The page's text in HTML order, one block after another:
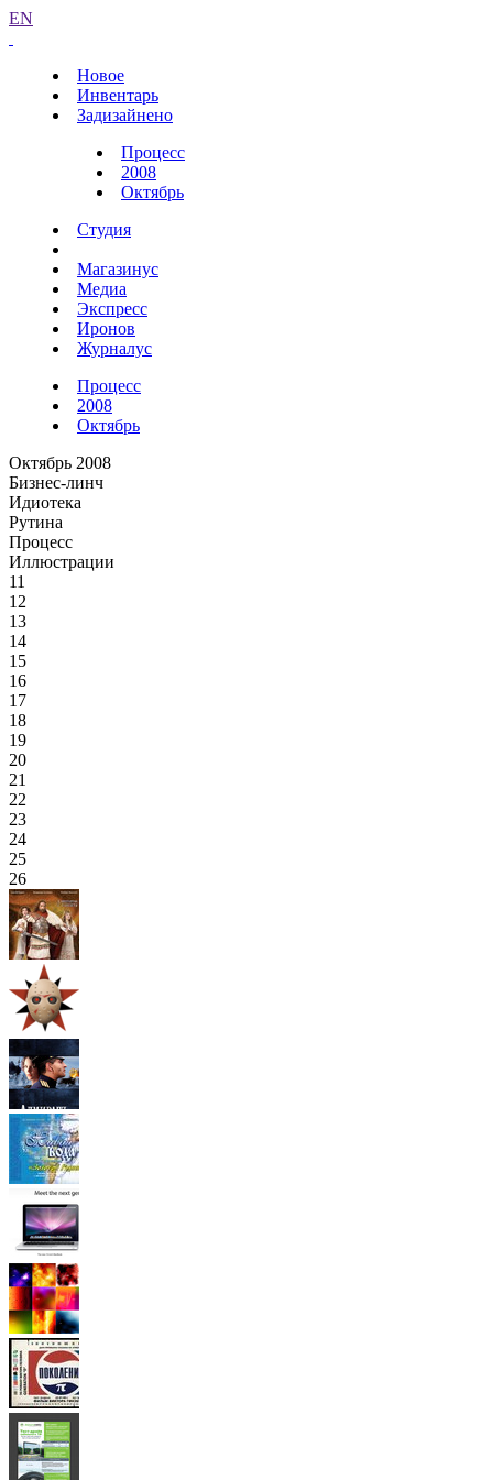
EN
Новое
Инвентарь
Задизайнено
Процесс
2008
Октябрь
Студия
Магазинус
Медиа
Экспресс
Иронов
Журналус
Процесс
2008
Октябрь
Октябрь 2008
Бизнес-линч
Идиотека
Рутина
Процесс
Иллюстрации
11
12
13
14
15
16
17
18
19
20
21
22
23
24
25
26